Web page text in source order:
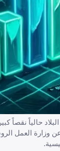
من الضروري فهم الديناميكيات الفريدة لسوق
وزارة العمل